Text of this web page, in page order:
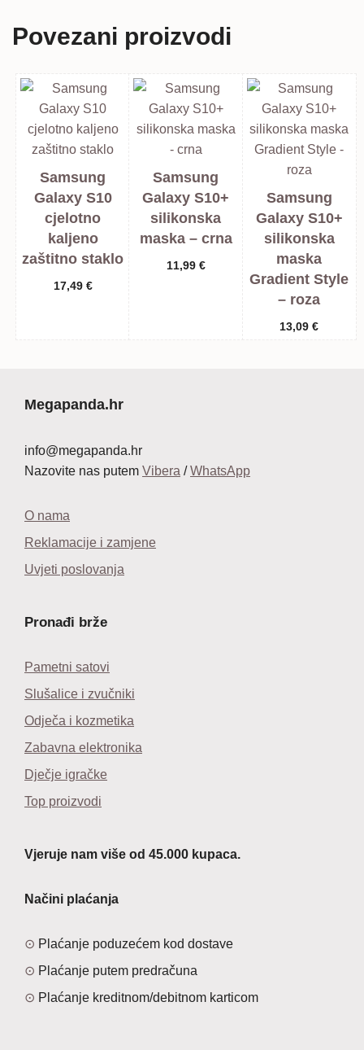
Povezani proizvodi
Samsung
Galaxy S10
cjelotno
kaljeno
zaštitno staklo
17,49 €
Samsung
Galaxy S10+
silikonska
maska – crna
11,99 €
Samsung
Galaxy S10+
silikonska
maska
Gradient Style
– roza
13,09€
Megapanda.hr
info@megapanda.hr
Nazovite nas putem Vibera /WhatsApp
O nama
Reklamacije i zamjene
Uvjeti poslovanja
Pronađi brže
Pametni satovi
Slušalice i zvučniki
Odječa i kozmetika
Zabavna elektronika
Dječje igračke
Top proizvodi
Vjeruje nam više od 45.000 kupaca.
Načini plaćanja
Plaćanje poduzećem kod dostave
Plaćanje putem predračuna
Plaćanje kreditnom/debitnom karticom